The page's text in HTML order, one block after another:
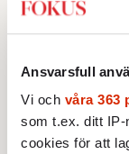
Ansvarsfull
Vi och våra 363
som t.ex. ditt IP-
cookies för att
alternativa
som
är viktigare
Digitala
annat än
en poäng